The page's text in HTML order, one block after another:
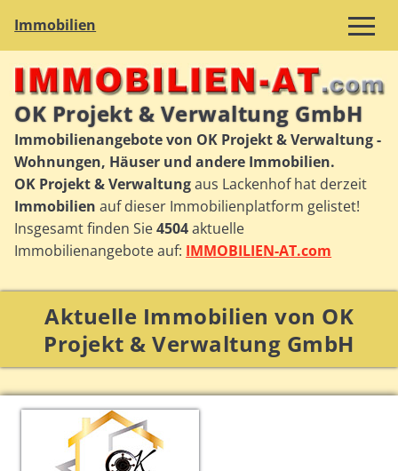
Immobilien
OK Projekt & Verwaltung GmbH
Immobilienangebote von OK Projekt & Verwaltung -
Wohnungen, Häuser und andere Immobilien.
OK Projekt & Verwaltungaus Lackenhof hat derzeit
Immobilien auf dieser Immobilienplatform gelistet!
Insgesamt finden Sie4504aktuelle
Immobilienangebote auf: IMMOBILIEN-AT.com
Aktuelle Immobilien von OK
Projekt & Verwaltung GmbH